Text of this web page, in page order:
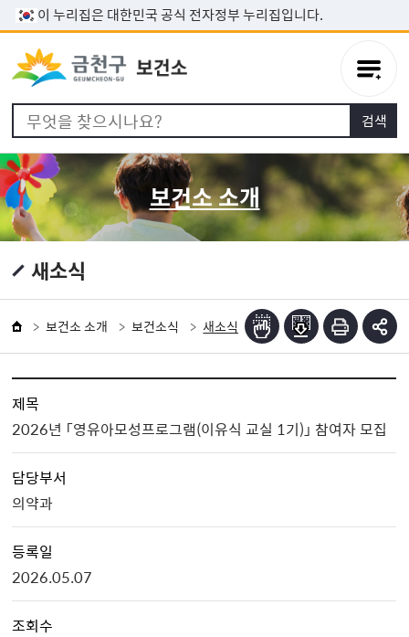
본문 바로가기
이 누리집은 대한민국 공식 전자정부 누리집입니다.
보건소 소개
새소식
보건소 소개 보건소식 새소식
제목
2026년 「영유아모성프로그램(이유식 교실 1기)」 참여자 모집
담당부서
의약과
등록일
2026.05.07
조회수